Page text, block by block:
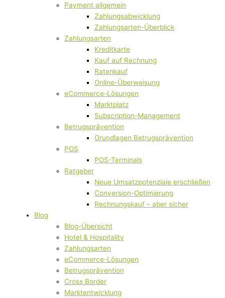
Payment allgemein
Zahlungsabwicklung
Zahlungsarten-Überblick
Zahlungsarten
Kreditkarte
Kauf auf Rechnung
Ratenkauf
Online-Überweisung
eCommerce-Lösungen
Marktplatz
Subscription-Management
Betrugsprävention
Grundlagen Betrugsprävention
POS
POS-Terminals
Ratgeber
Neue Umsatzpotenziale erschließen
Conversion-Optimierung
Rechnungskauf – aber sicher
Blog
Blog-Übersicht
Hotel & Hospitality
Zahlungsarten
eCommerce-Lösungen
Betrugsprävention
Cross Border
Marktentwicklung